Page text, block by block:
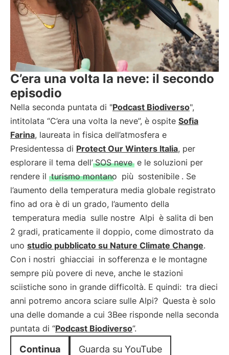
C’era una volta la neve: il secondo
episodio
Nella seconda puntata di "Podcast Biodiverso",
intitolata “C’era una volta la neve”, è ospite Sofia
Farina, laureata in fisica dell’atmosfera e
Presidentessa di Protect Our Winters Italia, per
esplorare il tema dell’ SOS neve e le soluzioni per
rendere il turismo montano più sostenibile . Se
l’aumento della temperatura media globale registrato
fino ad ora è di un grado, l’aumento della
temperatura media sulle nostre Alpi è salita di ben
2 gradi, praticamente il doppio, come dimostrato da
uno studio pubblicato su Nature Climate Change.
Con i nostri ghiacciai in sofferenza e le montagne
sempre più povere di neve, anche le stazioni
sciistiche sono in grande difficoltà. E quindi: tra dieci
anni potremo ancora sciare sulle Alpi? Questa è solo
una delle domande a cui 3Bee risponde nella seconda
puntata di “Podcast Biodiverso”.
Continua Guarda su YouTube